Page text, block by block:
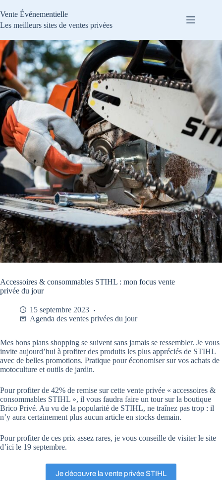
au
contenu
Vente Événementielle
Les meilleurs sites de ventes privées
Accessoires & consommables STIHL : mon focus vente
privée du jour
15 septembre 2023
Agenda des ventes privées du jour
Mes bons plans shopping se suivent sans jamais se ressembler. Je vous
invite aujourd’hui à profiter des produits les plus appréciés de STIHL
avec de belles promotions. Pratique pour économiser sur vos achats de
motoculture et outils de jardin.
Pour profiter de 42% de remise sur cette vente privée « accessoires &
consommables STIHL », il vous faudra faire un tour sur la boutique
Brico Privé. Au vu de la popularité de STIHL, ne traînez pas trop : il
n’y aura certainement plus aucun article en stocks demain.
Pour profiter de ces prix assez rares, je vous conseille de visiter le site
d’ici le 19 septembre.
Je découvre la vente privée STIHL